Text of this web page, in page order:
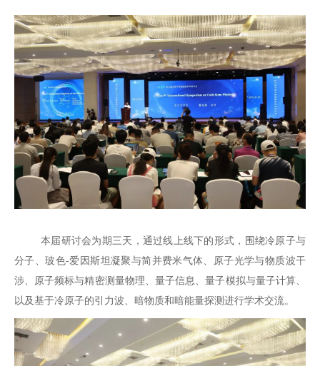
本届研讨会为期三天，通过线上线下的形式，围绕冷原子与
分子、玻色-爱因斯坦凝聚与简并费米气体、原子光学与物质波干
涉、原子频标与精密测量物理、量子信息、量子模拟与量子计算、
以及基于冷原子的引力波、暗物质和暗能量探测进行学术交流。